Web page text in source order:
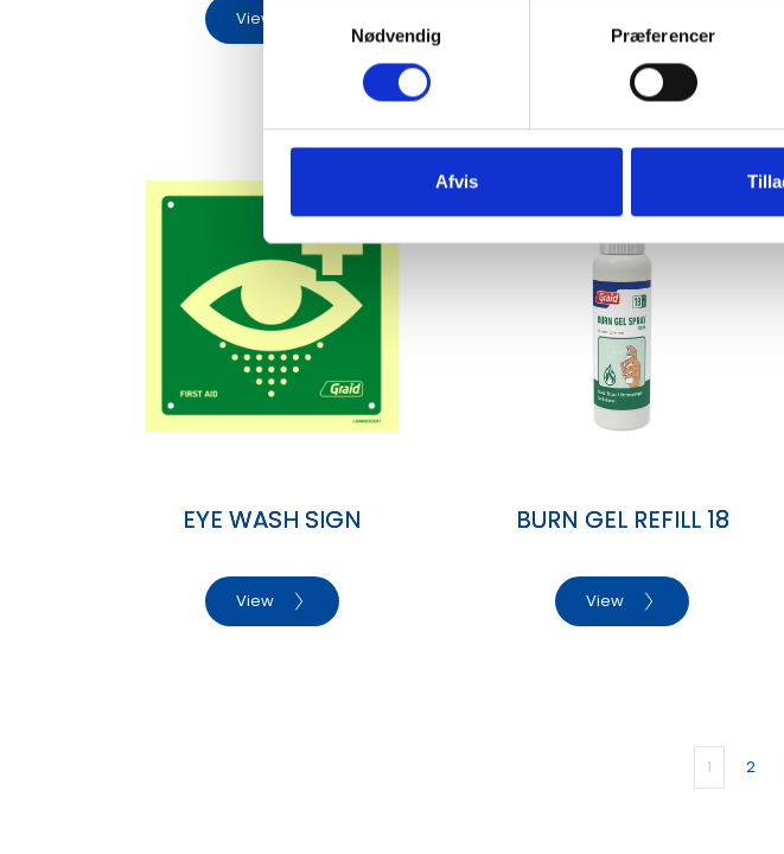
k
v
a
g
Nødvendig Præferencer
Afvis
View
EYE WASH SIGN
View
BURN GEL REFILL 18
View
1 2